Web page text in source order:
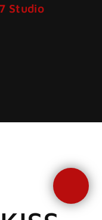
Studio